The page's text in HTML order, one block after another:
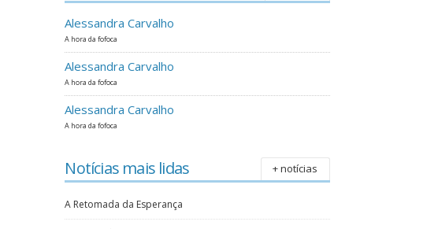
Alessandra Carvalho
A hora da fofoca
Alessandra Carvalho
A hora da fofoca
Alessandra Carvalho
A hora da fofoca
Notícias mais lidas + notícias
A Retomada da Esperança